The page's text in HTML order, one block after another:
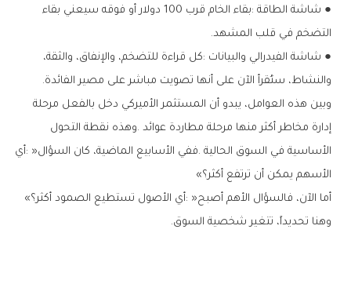
‬التضخم‭ ‬في‭ ‬قلب‭ ‬المشهد‭.‬
‬والنشاط،‭ ‬ستُقرأ‭ ‬الآن‭ ‬على‭ ‬أنها‭ ‬تصويت‭ ‬مباشر‭ ‬على‭ ‬مصير‭ ‬الفائدة‭.‬
‬الأسهم‭ ‬يمكن‭ ‬أن‭ ‬ترتفع‭ ‬أكثر؟‮»‬
أما‭ ‬الآن،‭ ‬فالسؤال‭ ‬الأهم‭ ‬أصبح‭: ‬‮«‬أي‭ ‬الأصول‭ ‬تستطيع‭ ‬الصمود‭ ‬أكثر؟‮»‬‭
‬وهنا‭ ‬تحديداً،‭ ‬تتغير‭ ‬شخصية‭ ‬السوق‭.‬